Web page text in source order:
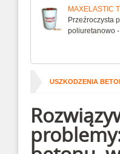
MAXELASTIC
Przeźroczysta
poliuretanowo
USZKODZENIA